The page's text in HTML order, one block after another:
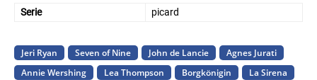
Serie picard
Jeri Ryan Seven of Nine John de Lancie
Agnes Jurati
Annie Wershing
Lea Thompson Borgkönigin
La Sirena